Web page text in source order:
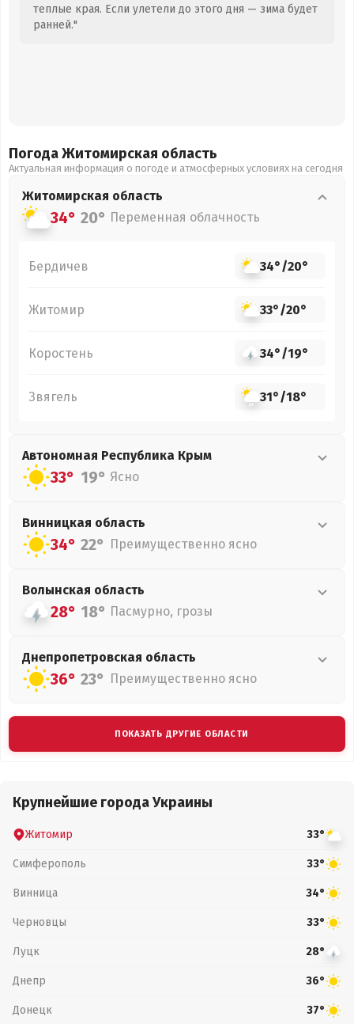
теплые края. Если улетели до этого дня — зима будет
ранней."
Погода Житомирская область
Актуальная информация о погоде и атмосферных условиях на сегодня
Житомирская область
34° 20° Переменная облачность
Бердичев 34°/20°
Житомир 33°/20°
Коростень 34°/19°
Звягель 31°/18°
Автономная Республика Крым
33° 19° Ясно
Винницкая область
34° 22° Преимущественно ясно
Волынская область
28° 18° Пасмурно, грозы
Днепропетровская область
36° 23° Преимущественно ясно
ПОКАЗАТЬ ДРУГИЕ ОБЛАСТИ
Крупнейшие города Украины
Житомир 33°
Симферополь 33°
Винница 34°
Черновцы 33°
Луцк 28°
Днепр 36°
Донецк 37°